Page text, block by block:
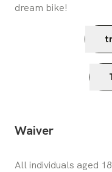
dream bike!
Waiver
All individuals aged